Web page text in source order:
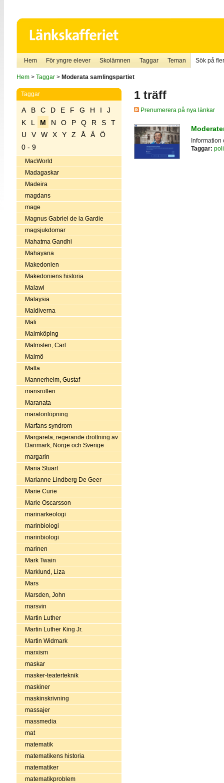
Hem För yngre elever Skolämnen Taggar Teman Sök på
Hem> Taggar> Moderata samlingspartiet
Taggar
A B C D E F G H I
J
K
L M N O P Q R S
T
U
V W X Y Z Å Ä
Ö
0 - 9
MacWorld
Madagaskar
Madeira
magdans
mage
Magnus Gabriel de la Gardie
magsjukdomar
Mahatma Gandhi
Mahayana
Makedonien
Makedoniens historia
Malawi
Malaysia
Maldiverna
Mali
Malmköping
Malmsten, Carl
Malmö
Malta
Mannerheim, Gustaf
mansrollen
Maranata
maratonlöpning
Marfans syndrom
Margareta, regerande drottning av
Danmark, Norge och Sverige
margarin
Maria Stuart
Marianne Lindberg De Geer
Marie Curie
Marie Oscarsson
marinarkeologi
marinbiologi
marinbiologi
marinen
Mark Twain
Marklund, Liza
Mars
Marsden, John
marsvin
Martin Luther
Martin Luther King Jr.
Martin Widmark
marxism
maskar
masker-teaterteknik
maskiner
maskinskrivning
massajer
massmedia
mat
matematik
matematikens historia
matematiker
matematikproblem
1 träff
Prenumerera på nya länkar
Information
Taggar: